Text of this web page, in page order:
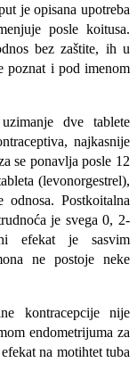
je opisana upotreba
posle koitusa.
bez zaštite, ih u
poznat i pod imenom
dve tablete
najkasnije
se ponavl­ja posle 12
(levonorgestrel),
Postkoitalna
je svega 0, 2-
efekat je sasvim
ne postoje neke
kontracepcije nije
endometrijuma za
na motihtet tuba